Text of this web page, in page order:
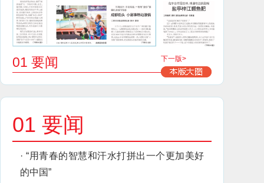
01 要闻 下一版>
01 要闻
· “用青春的智慧和汗水打拼出一个更加美好
的中国”